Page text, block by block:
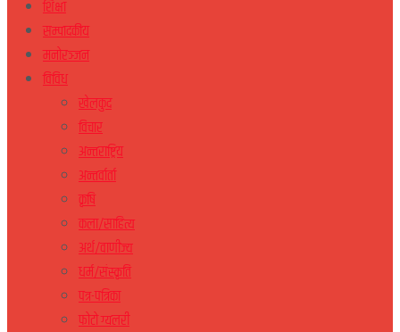
शिक्षा
सम्पादकीय
मनोरञ्जन
विविध
खेलकुद
विचार
अन्तराष्ट्रिय
अन्तर्वार्ता
कृषि
कला/साहित्य
अर्थ/वाणीज्य
धर्म/संस्कृति
पत्र-पत्रिका
फोटो ग्यलरी